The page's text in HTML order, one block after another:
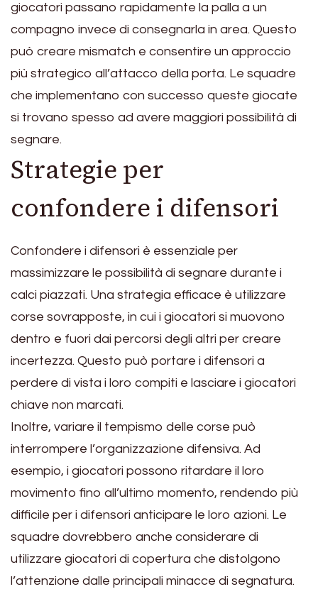
giocatori passano rapidamente la palla a un
compagno invece di consegnarla in area. Questo
può creare mismatch e consentire un approccio
più strategico all’attacco della porta. Le squadre
che implementano con successo queste giocate
si trovano spesso ad avere maggiori possibilità di
segnare.
Strategie per
confondere i difensori
Confondere i difensori è essenziale per
massimizzare le possibilità di segnare durante i
calci piazzati. Una strategia efficace è utilizzare
corse sovrapposte, in cui i giocatori si muovono
dentro e fuori dai percorsi degli altri per creare
incertezza. Questo può portare i difensori a
perdere di vista i loro compiti e lasciare i giocatori
chiave non marcati.
Inoltre, variare il tempismo delle corse può
interrompere l’organizzazione difensiva. Ad
esempio, i giocatori possono ritardare il loro
movimento fino all’ultimo momento, rendendo più
difficile per i difensori anticipare le loro azioni. Le
squadre dovrebbero anche considerare di
utilizzare giocatori di copertura che distolgono
l’attenzione dalle principali minacce di segnatura.